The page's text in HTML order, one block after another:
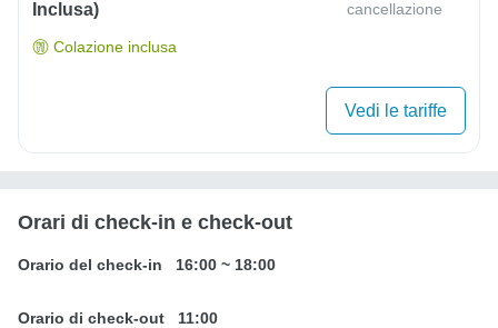
Inclusa)
cancellazione
Colazione inclusa
Vedi le tariffe
Orari di check-in e check-out
Orario del check-in 16:00 ~ 18:00
Orario di check-out 11:00